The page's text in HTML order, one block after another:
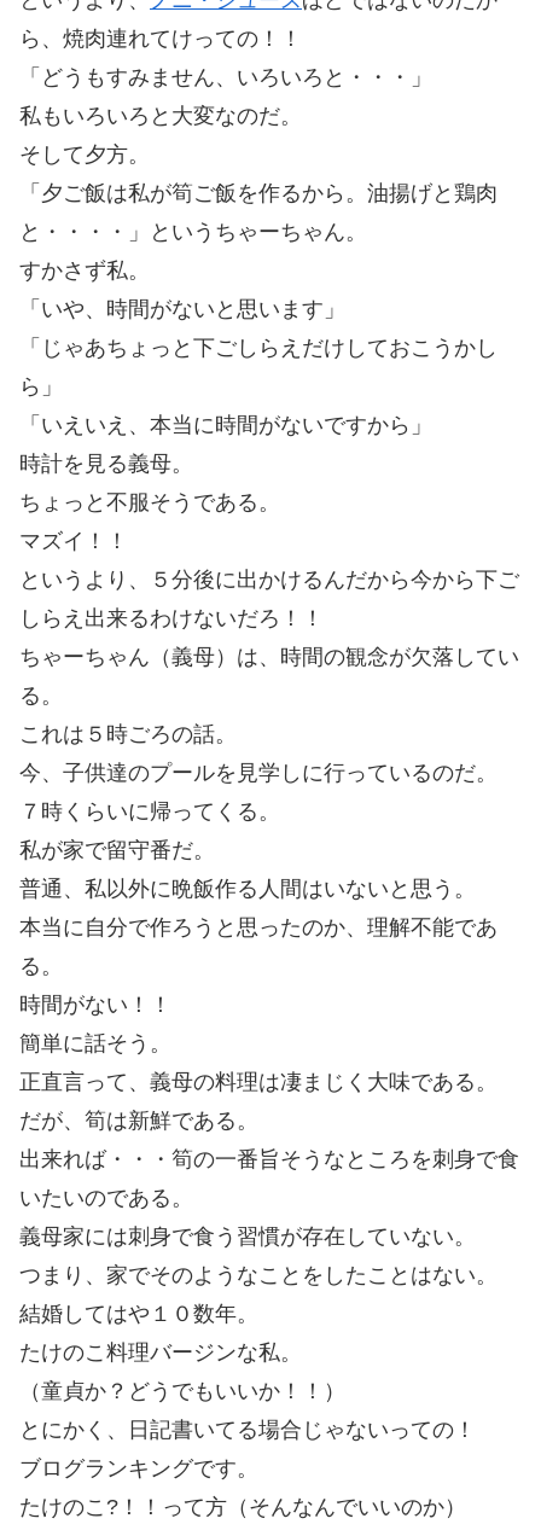
ら、焼肉連れてけっての！！
「どうもすみません、いろいろと・・・」
私もいろいろと大変なのだ。
そして夕方。
「夕ご飯は私が筍ご飯を作るから。油揚げと鶏肉
と・・・・」というちゃーちゃん。
すかさず私。
「いや、時間がないと思います」
「じゃあちょっと下ごしらえだけしておこうかし
ら」
「いえいえ、本当に時間がないですから」
時計を見る義母。
ちょっと不服そうである。
マズイ！！
というより、５分後に出かけるんだから今から下ご
しらえ出来るわけないだろ！！
ちゃーちゃん（義母）は、時間の観念が欠落してい
る。
これは５時ごろの話。
今、子供達のプールを見学しに行っているのだ。
７時くらいに帰ってくる。
私が家で留守番だ。
普通、私以外に晩飯作る人間はいないと思う。
本当に自分で作ろうと思ったのか、理解不能であ
る。
時間がない！！
簡単に話そう。
正直言って、義母の料理は凄まじく大味である。
だが、筍は新鮮である。
出来れば・・・筍の一番旨そうなところを刺身で食
いたいのである。
義母家には刺身で食う習慣が存在していない。
つまり、家でそのようなことをしたことはない。
結婚してはや１０数年。
たけのこ料理バージンな私。
（童貞か？どうでもいいか！！）
とにかく、日記書いてる場合じゃないっての！
ブログランキングです。
たけのこ?！！って方（そんなんでいいのか）